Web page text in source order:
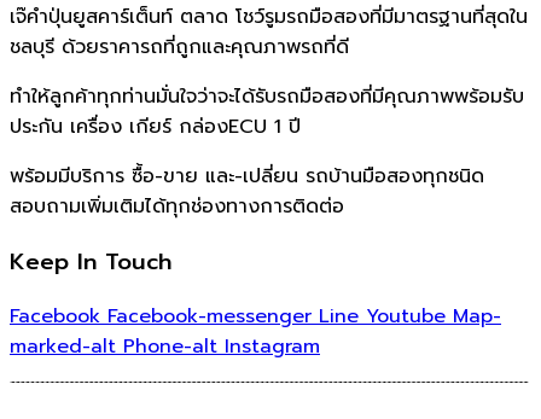
เจ๊คำปุ่นยูสคาร์เต็นท์ ตลาด โชว์รูมรถมือสองที่มีมาตรฐานที่สุดใน
ชลบุรี ด้วยราคารถที่ถูกและคุณภาพรถที่ดี
ทำให้ลูกค้าทุกท่านมั่นใจว่าจะได้รับรถมือสองที่มีคุณภาพพร้อมรับ
ประกัน เครื่อง เกียร์ กล่องECU 1 ปี
พร้อมมีบริการ ซื้อ-ขาย และ-เปลี่ยน รถบ้านมือสองทุกชนิด
สอบถามเพิ่มเติมได้ทุกช่องทางการติดต่อ
Keep In Touch
Facebook Facebook-messenger Line Youtube Map-
marked-alt Phone-alt Instagram